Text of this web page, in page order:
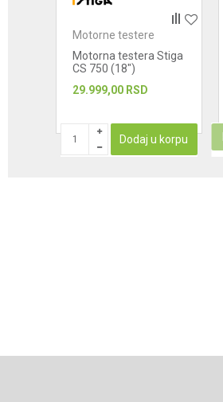
Motorne testere
Motorna testera Stiga
CS 750 (18")
29.999,00 RSD
Dodaj u korpu